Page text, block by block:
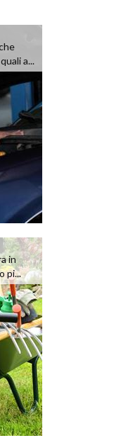
a...
in
pi...